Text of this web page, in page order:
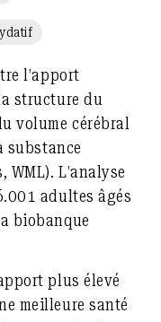
l’apport
structure du
volume cérébral
substance
L’analyse
adultes âgés
biobanque
plus élevé
meilleure santé